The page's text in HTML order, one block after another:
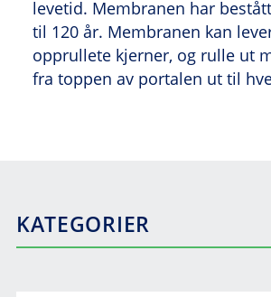
levetid. Membranen har
til 120 år. Membranen kan
opprullete kjerner, og rulle ut
fra toppen av portalen ut til
KATEGORIER